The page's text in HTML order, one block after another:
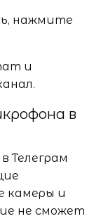
нажмите
и
в
Телеграм
камеры и
не сможет